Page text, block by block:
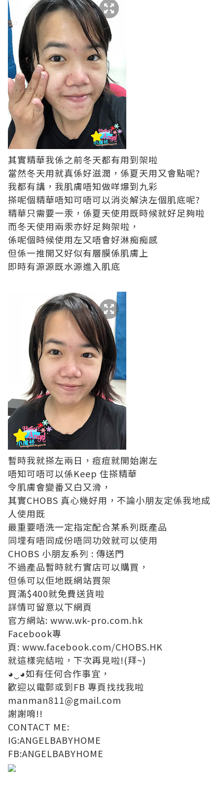
其實精華我係之前冬天都有用到架啦
當然冬天用就真係好滋潤，係夏天用又會點呢?
我都有講，我肌膚唔知做咩爆到九彩
搽呢個精華唔知可唔可以消炎解決左個肌底呢?
精華只需要一汞，係夏天使用既時候就好足夠啦
而冬天使用兩汞亦好足夠架啦，
係呢個時候使用左又唔會好淋痴痴感
但係一推開又好似有層膜係肌膚上
即時有源源既水源進入肌底
暫時我就搽左兩日，痘痘就開始謝左
唔知可唔可以係Keep 住搽精華
令肌膚會變番又白又滑，
其實CHOBS 真心幾好用，不論小朋友定係我地成
人使用既
最重要唔洗一定指定配合某系列既產品
同埋有唔同成份唔同功效就可以使用
CHOBS 小朋友系列 : 傳送門
不過產品暫時就冇實店可以購買，
但係可以佢地既網站買架
買滿$400就免費送貨啦
詳情可留意以下網頁
官方網站: www.wk-pro.com.hk
Facebook專
頁: www.facebook.com/CHOBS.HK
就這樣完結啦，下次再見啦!(拜~)
◕‿◕如有任何合作事宜，
歡迎以電郵或到FB 專頁找找我啦
manman811@gmail.com
謝謝唷!!
CONTACT ME:
IG:ANGELBABYHOME
FB:ANGELBABYHOME